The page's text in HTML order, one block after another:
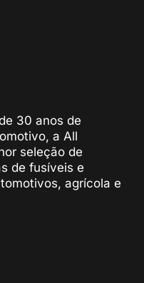
30 anos de
a All
seleção de
de fusíveis e
agrícola e